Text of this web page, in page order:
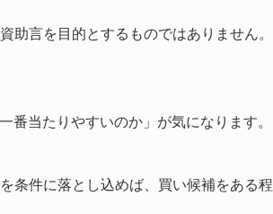
言を目的とするものではありません。
番当たりやすいのか」が気になります。
条件に落とし込めば、買い候補をある程